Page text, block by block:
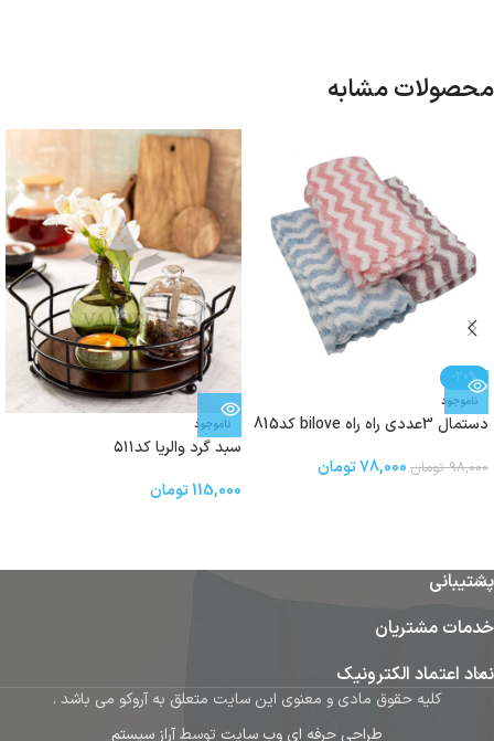
محصولات مشابه
-20%
ناموجود
دستمال 3عددی راه راه bilove کد815
98,000 تومان 78,000تومان
ناموجود
سبد گرد والریا کد۵۱۱
115,000تومان
پشتیبانی
خدمات مشتریان
نماد اعتماد الکترونیک
کلیه حقوق مادی و معنوی این سایت متعلق به آروکو می باشد .
طراحی حرفه ای وب سایت توسطآراز سیستم